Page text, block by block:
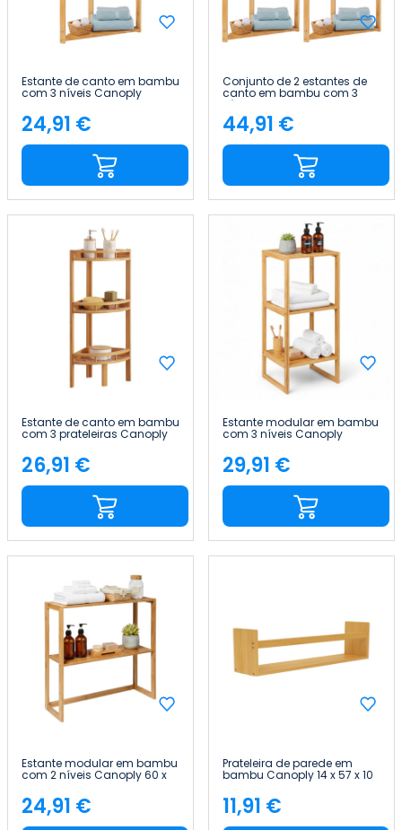
Estante de canto em bambu
com 3 níveis Canoply
80x36.5x33.5cm Thinia
Home
Preço
24,91 €
Conjunto de 2 estantes de
canto em bambu com 3
níveis Canoply
80x36.5x33.5cm Thinia
Home
Preço
44,91 €
Estante de canto em bambu
com 3 prateleiras Canoply
85 x 29 x 29 cm Thinia Home
Preço
26,91 €
Estante modular em bambu
com 3 níveis Canoply
84x35.1x33.5cm Thinia Home
Preço
29,91 €
Estante modular em bambu
com 2 níveis Canoply 60 x
57 x 20 cm Thinia Home
Preço
24,91 €
Prateleira de parede em
bambu Canoply 14 x 57 x 10
cm Thinia Home
Preço
11,91 €